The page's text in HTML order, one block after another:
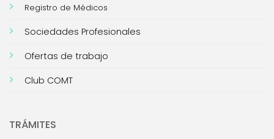
Registro de Médicos
Sociedades Profesionales
Ofertas de trabajo
Club COMT
TRÁMITES